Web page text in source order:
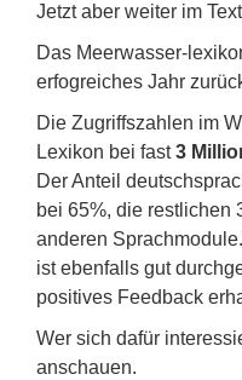
Jetzt aber weiter im
Das Meerwasser-
erfogreiches Jahr
Die Zugriffszahlen im
Lexikon bei fast3
Der Anteil
bei 65%, die restlichen
anderen
ist ebenfalls gut
positives Feedback
Wer sich dafür
anschauen.